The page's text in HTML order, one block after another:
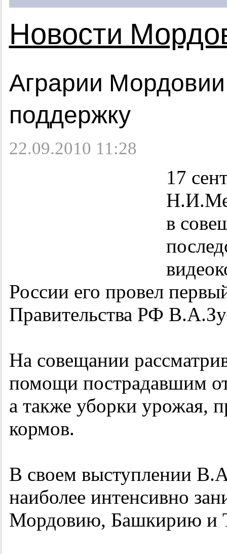
Новости
Аграрии
поддержку
22.09.2010 11:28
17
в
России его провел
Правительства РФ
На совещании
помощи пострадавшим
а также уборки урожая,
кормов.
В своем выступлении
наиболее интенсивно
Мордовию, Башкирию и